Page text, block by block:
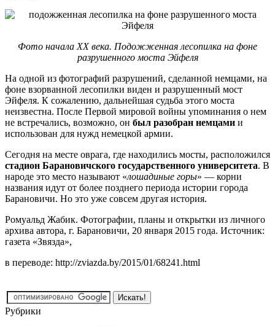
Фото начала ХХ века. Подожженная лесопилка на фоне
разрушенного моста Эйфеля
На одной из фотографий разрушений, сделанной немцами, на
фоне взорванной лесопилки виден и разрушенный мост
Эйфеля. К сожалению, дальнейшая судьба этого моста
неизвестна. После Первой мировой войны упоминания о нем
не встречались, возможно, он был разобран немцами и
использован для нужд немецкой армии.
Сегодня на месте оврага, где находились мосты, расположился
стадион Барановичского государственного университета. В
народе это место называют «лошадиные горы» — корни
названия идут от более позднего периода истории города
Барановичи. Но это уже совсем другая история.
Ромуальд Жабик. Фотографии, планы и открытки из личного
архива автора, г. Барановичи, 20 января 2015 года. Источник:
газета «Звязда»,
в переводе: http://zviazda.by/2015/01/68241.html
Рубрики